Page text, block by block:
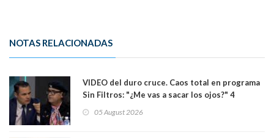
NOTAS RELACIONADAS
VIDEO del duro cruce. Caos total en programa
Sin Filtros: "¿Me vas a sacar los ojos?" 4
excarabinero que dejó ciego a Gustavo Gatica:
05 August 2026